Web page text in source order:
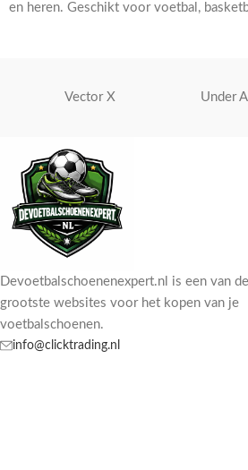
en heren. Geschikt voor voetbal,
Vector X Under
Devoetbalschoenenexpert.nl is een van de
grootste websites voor het kopen van je
voetbalschoenen.
info@clicktrading.nl